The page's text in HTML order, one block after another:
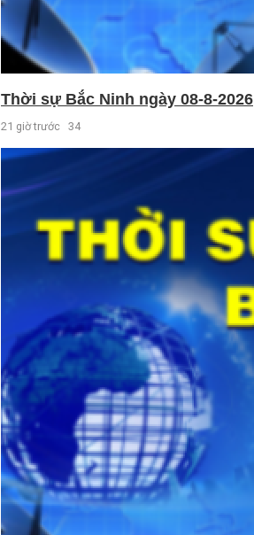
Thời sự Bắc Ninh ngày 08-8-2026
21 giờ trước 34